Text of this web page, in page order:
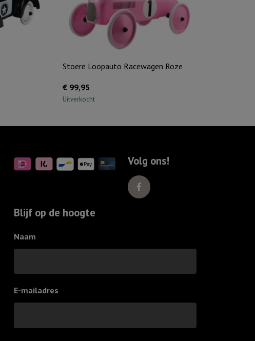
Stoere Loopauto Racewagen Roze
€ 99,95
Uitverkocht
Volg ons!
Blijf op de hoogte
Naam
E-mailadres